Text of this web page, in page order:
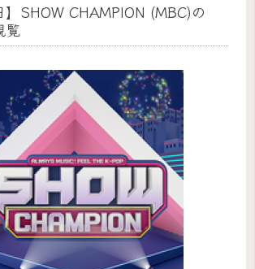
】SHOW CHAMPION (MBC)の
覧